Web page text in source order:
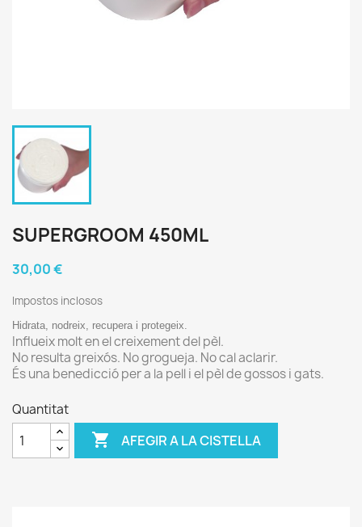
SUPERGROOM 450ML
30,00 €
Impostos inclosos
Hidrata, nodreix, recupera i protegeix.
Influeix molt en el creixement del pèl.
No resulta greixós. No grogueja. No cal aclarir.
És una benedicció per a la pell i el pèl de gossos i gats.
Quantitat
 AFEGIR A LA CISTELLA